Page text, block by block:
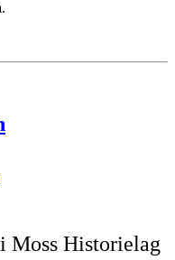
Moss Historielag